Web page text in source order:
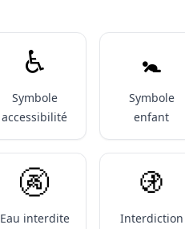
♿️
Symbole
accessibilité
🚼️
Symbole
enfant
🚱
Eau interdite
🚯
Interdiction